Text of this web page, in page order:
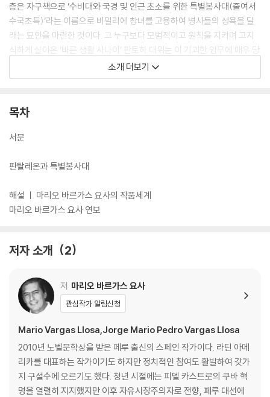
층은 자구책으로 ‘수비대와 국경 및 인근 초소를 위한 특별봉사대(줄여서
수국초특)’라는 이름으로 비밀리에 창녀를 고용하여 병사들의 성욕을 달
래는 묘안을 마련한 것이다. 그 누구보다 모범적이고 원칙을 지키며 고지
식하게 살아온 ‘바른 생활 사나이’ 판토하 대위는 이 기괴한 임무에 매우 당
황해하며 거부하려 하지만, 결국 상부의 명령에 따라 ‘수국초특’을 조직하
게 되는데…….
저자는 다양하고 독특하면서도 현실적인 인물을 소설 곳곳에 배치해 이야
담고 있다. 속은 부패했으면서도 겉으로는 청교도 같은 행동을 보이는 페
로 해결 혹은 무마하려고 하는지를 다소 과장되게 보여주고 있는 것이다.
회 비판에 이르기까지 많은 요소를 두루 담고 있는 『판탈레온과 특별봉사
대』는 진정한 대가의 면모를 엿볼 수 있는 걸작이 될 것이다.
소개 더보기
목차
서문
판탈레온과 특별봉사대
해설 ㅣ 마리오 바르가스 요사의 작품세계
마리오 바르가스 요사 연보
저자 소개 2
저 마리오 바르가스 요사
관심작가 알림신청
Mario Vargas Llosa,Jorge Mario Pedro Vargas Llosa
2010년 노벨문학상을 받은 페루 출신의 스페인 작가이다. 라틴 아메
리카를 대표하는 작가이기도 하지만 정치적인 참여도 활발하여 갖가
지 구설수에 오르기도 했다. 청년 시절에는 피델 카스트로의 쿠바 혁
명을 열렬히 지지했지만 이후 자유시장주의자로 전향, 페루 대선에